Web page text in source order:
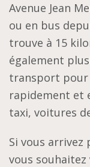
Avenue Jean
ou en bus
trouve à 15
également
transport pour
rapidement et
taxi, voitures
Si vous
vous